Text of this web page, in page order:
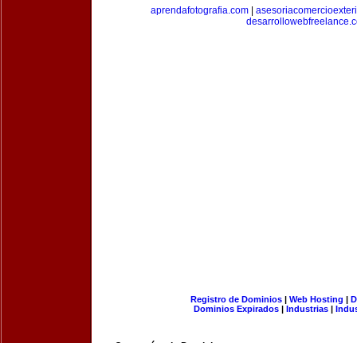
aprendafotografia.com
Registro de Dominios| Web Hosting |
Dominios Expirados | Industrias |